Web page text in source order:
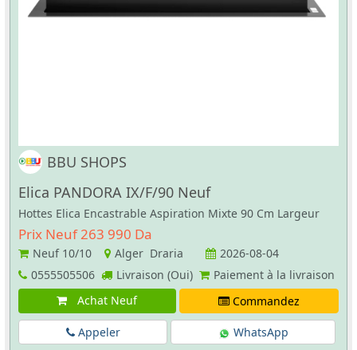
BBU SHOPS
Elica PANDORA IX/F/90 Neuf
Hottes Elica Encastrable Aspiration Mixte 90 Cm Largeur
Prix Neuf 263 990 Da
Neuf 10/10 Alger Draria
2026-08-04
0555505506
Livraison (Oui)
Paiement à la livraison
Achat Neuf
Commandez
Appeler WhatsApp